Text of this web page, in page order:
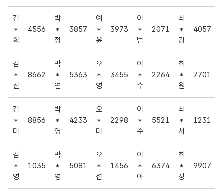
김
*
희
4556
박
*
정
3857
예
*
윤
3973
이
*
범
2071
최
*
광
4057
김
*
진
8662
박
*
연
5363
오
*
영
3455
이
*
수
2264
최
*
원
7701
김
*
미
8856
박
*
영
4233
오
*
미
2298
이
*
수
5521
최
*
서
1231
김
*
영
1035
박
*
영
5081
오
*
섭
1456
이
*
아
6374
최
*
정
9907